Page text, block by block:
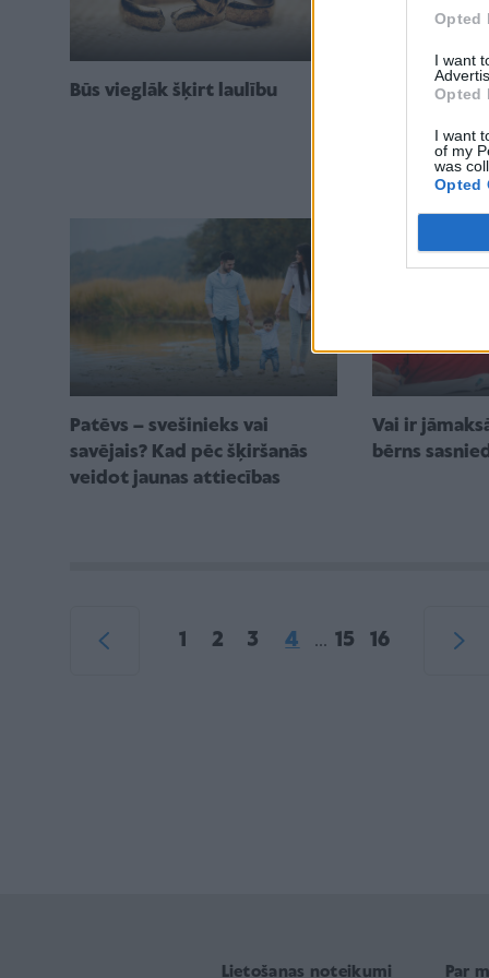
Opted
I want
Opted
I want
of my
was
Opted
Būs vieglāk šķirt laulību
"Pastāsti,
attiecību
neievilkt pēc
Patēvs – svešinieks vai
savējais? Kad pēc šķiršanās
veidot jaunas attiecības
Vai ir
bērns
1 2 3 4 ... 15 16
Lietošanas noteikumi Par